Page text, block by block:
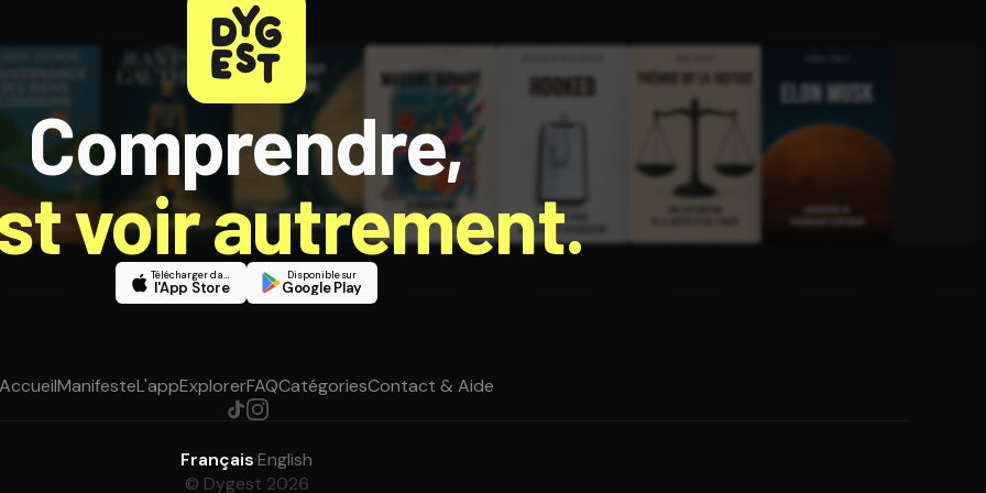
Comprendre,
voir autrement.
Télécharger dans
l'App Store
Disponible sur
Google Play
AccueilManifesteL'appExplorerFAQCatégoriesContact & Aide
Français·English
© Dygest 2026